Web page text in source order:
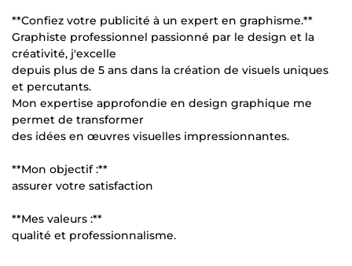
**Confiez votre publicité à un expert en graphisme.**
Graphiste professionnel passionné par le design et la
créativité, j'excelle
depuis plus de 5 ans dans la création de visuels uniques
et percutants.
Mon expertise approfondie en design graphique me
permet de transformer
des idées en œuvres visuelles impressionnantes.
**Mon objectif :**
assurer votre satisfaction
**Mes valeurs :**
qualité et professionnalisme.